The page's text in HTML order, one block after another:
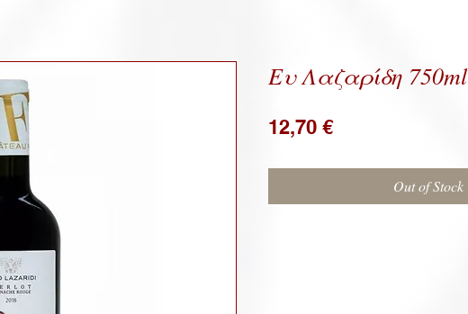
Ευ Λαζαρίδη 750ml
12,70 €Price
Out of Stock